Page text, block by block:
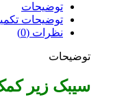
توضیحات
توضیحات
نظرات (0)
توضیحات
سیبک زیر کمک